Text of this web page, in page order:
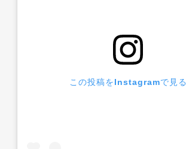
この投稿をInstagramで見る